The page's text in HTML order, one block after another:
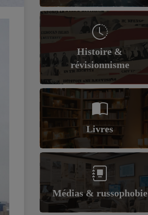
Histoire &
révisionnisme
Livres
Médias & russophobie